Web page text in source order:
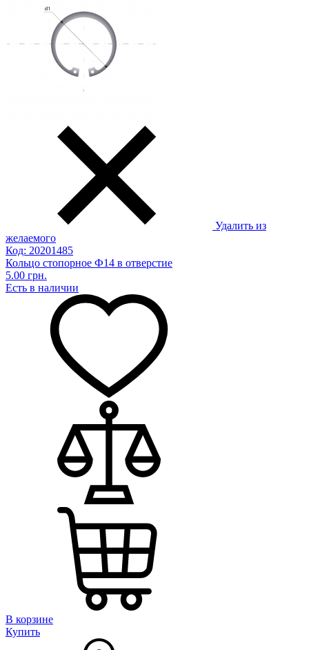
Удалить из
желаемого
Код: 20201485
Кольцо стопорное Ф14 в отверстие
5.00 грн.
Есть в наличии
В корзине
Купить